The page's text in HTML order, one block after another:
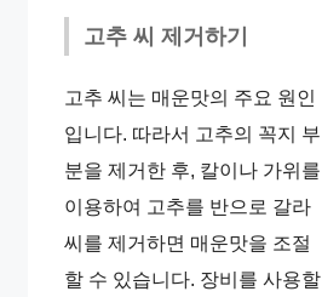
고추 씨 제거하기
고추 씨는 매운맛의 주요 원인
입니다. 따라서 고추의 꼭지 부
분을 제거한 후, 칼이나 가위를
이용하여 고추를 반으로 갈라
씨를 제거하면 매운맛을 조절
할 수 있습니다. 장비를 사용할